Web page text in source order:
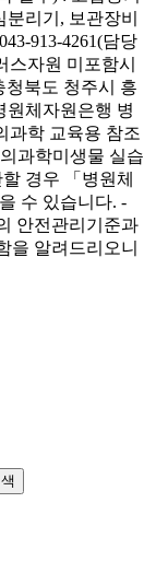
리기, 보관장비
913-4261(담당
스자원 미포함시
청북도 청주시 흥
원체자원은행 병
과학 교육용 참조
과학미생물 실습
경우 「병원체
수 있습니다. -
안전관리기준과
을 알려드리오니